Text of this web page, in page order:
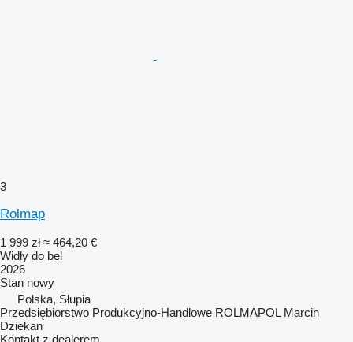
3
Rolmap
1 999 zł ≈ 464,20 €
Widły do bel
2026
Stan nowy
Polska, Słupia
Przedsiębiorstwo Produkcyjno-Handlowe ROLMAPOL Marcin
Dziekan
Kontakt z dealerem